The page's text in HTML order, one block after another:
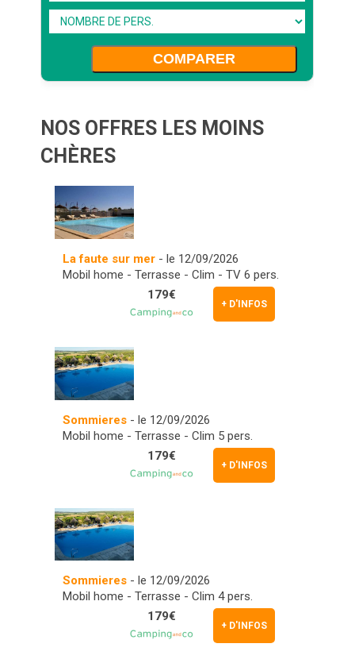
COMPARER
NOS OFFRES LES MOINS
CHÈRES
La faute sur mer- le 12/09/2026
Mobil home - Terrasse - Clim - TV 6 pers.
+ D'INFOS
179€
Sommieres- le 12/09/2026
Mobil home - Terrasse - Clim 5 pers.
+ D'INFOS
179€
Sommieres- le 12/09/2026
Mobil home - Terrasse - Clim 4 pers.
+ D'INFOS
179€